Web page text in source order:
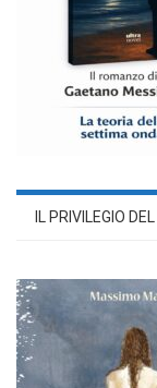
IL PRIVILEGIO